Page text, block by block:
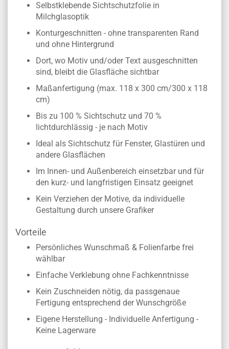
Selbstklebende Sichtschutzfolie in
Milchglasoptik
Konturgeschnitten - ohne transparenten Rand
und ohne Hintergrund
Dort, wo Motiv und/oder Text ausgeschnitten
sind, bleibt die Glasfläche sichtbar
Maßanfertigung (max. 118 x 300 cm/300 x 118
cm)
Bis zu 100 % Sichtschutz und 70 %
lichtdurchlässig - je nach Motiv
Ideal als Sichtschutz für Fenster, Glastüren und
andere Glasflächen
Im Innen- und Außenbereich einsetzbar und für
den kurz- und langfristigen Einsatz geeignet
Kein Verziehen der Motive, da individuelle
Gestaltung durch unsere Grafiker
Vorteile
Persönliches Wunschmaß & Folienfarbe frei
wählbar
Einfache Verklebung ohne Fachkenntnisse
Kein Zuschneiden nötig, da passgenaue
Fertigung entsprechend der Wunschgröße
Eigene Herstellung - Individuelle Anfertigung -
Keine Lagerware